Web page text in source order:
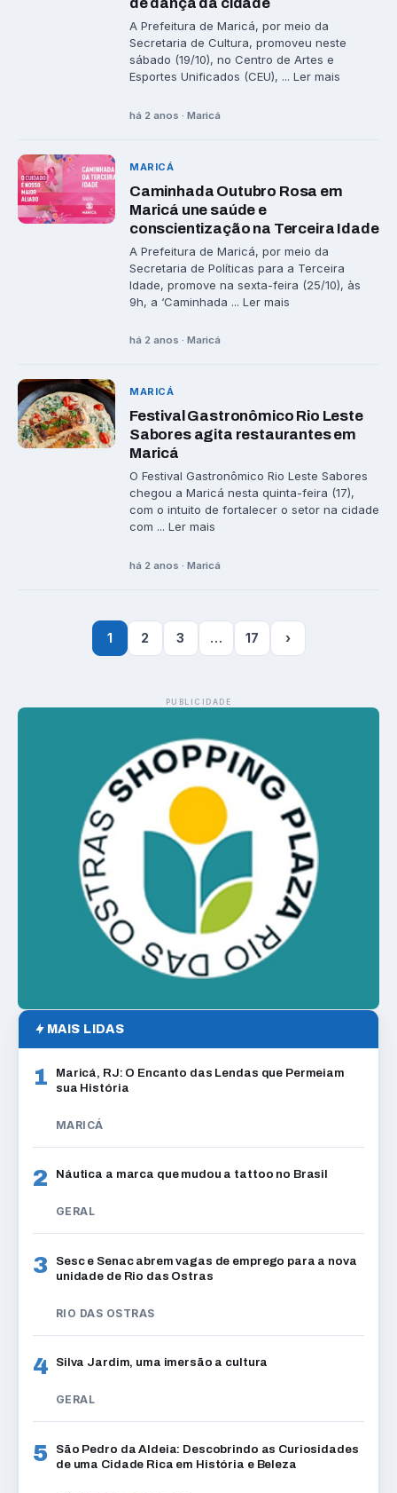
A Prefeitura de Maricá, por meio da
Secretaria de Cultura, promoveu neste
sábado (19/10), no Centro de Artes e
Esportes Unificados (CEU), ... Ler mais
há 2 anos · Maricá
MARICÁ
Caminhada Outubro Rosa em
Maricá une saúde e
conscientização na Terceira Idade
A Prefeitura de Maricá, por meio da
Secretaria de Políticas para a Terceira
Idade, promove na sexta-feira (25/10), às
9h, a ‘Caminhada ... Ler mais
há 2 anos · Maricá
MARICÁ
Festival Gastronômico Rio Leste
Sabores agita restaurantes em
Maricá
O Festival Gastronômico Rio Leste Sabores
chegou a Maricá nesta quinta-feira (17),
com o intuito de fortalecer o setor na cidade
com ... Ler mais
há 2 anos · Maricá
1 2 3 … 17 ›
PUBLICIDADE
MAIS LIDAS
1
Maricá, RJ: O Encanto das Lendas que Permeiam
sua História
MARICÁ
2 Náutica a marca que mudou a tattoo no Brasil
GERAL
3
Sesc e Senac abrem vagas de emprego para a nova
unidade de Rio das Ostras
RIO DAS OSTRAS
4 Silva Jardim, uma imersão a cultura
GERAL
5
São Pedro da Aldeia: Descobrindo as Curiosidades
de uma Cidade Rica em História e Beleza